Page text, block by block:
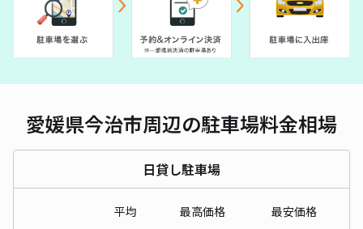
愛媛県今治市周辺の駐車場料金相場
日貸し駐車場
平均 最高価格 最安価格